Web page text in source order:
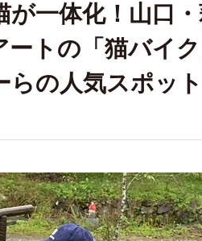
が一体化！山口
ートの「猫バイ
らの人気スポッ